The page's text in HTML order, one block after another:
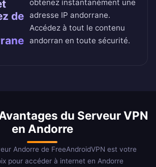
de
obtenez instantanément une
adresse IP andorrane.
Accédez à tout le contenu
andorran en toute sécurité.
du Serveur VPN
en Andorre
Andorre de FreeAndroidVPN est votre
pour accéder à internet en Andorre